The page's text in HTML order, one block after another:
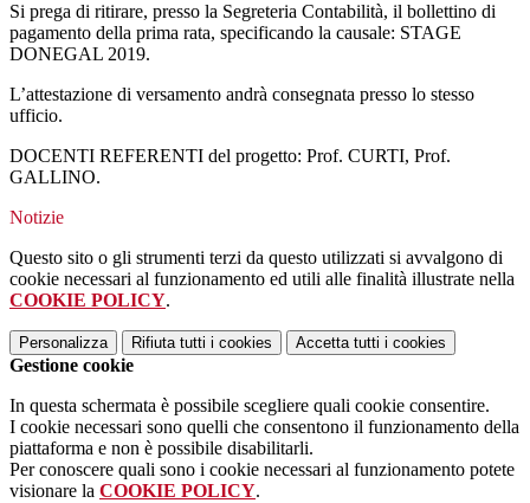
Si prega di ritirare, presso la Segreteria Contabilità, il bollettino di
pagamento della prima rata, specificando la causale: STAGE
DONEGAL 2019.
L’attestazione di versamento andrà consegnata presso lo stesso
ufficio.
DOCENTI REFERENTI del progetto: Prof. CURTI, Prof.
GALLINO.
Notizie
Questo sito o gli strumenti terzi da questo utilizzati si avvalgono di
cookie necessari al funzionamento ed utili alle finalità illustrate nella
COOKIE POLICY.
Personalizza Rifiuta tutti i cookies Accetta tutti i cookies
Gestione cookie
In questa schermata è possibile scegliere quali cookie consentire.
I cookie necessari sono quelli che consentono il funzionamento della
piattaforma e non è possibile disabilitarli.
Per conoscere quali sono i cookie necessari al funzionamento potete
visionare la COOKIE POLICY.